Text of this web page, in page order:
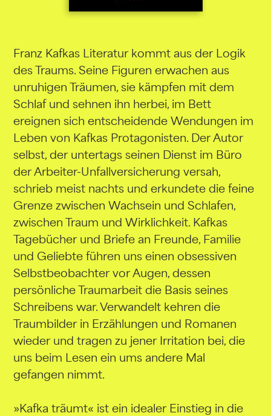
Franz Kafkas Literatur kommt aus der Logik
des Traums. Seine Figuren erwachen aus
unruhigen Träumen, sie kämpfen mit dem
Schlaf und sehnen ihn herbei, im Bett
ereignen sich entscheidende Wendungen im
Leben von Kafkas Protagonisten. Der Autor
selbst, der untertags seinen Dienst im Büro
der Arbeiter-Unfallversicherung versah,
schrieb meist nachts und erkundete die feine
Grenze zwischen Wachsein und Schlafen,
zwischen Traum und Wirklichkeit. Kafkas
Tagebücher und Briefe an Freunde, Familie
und Geliebte führen uns einen obsessiven
Selbstbeobachter vor Augen, dessen
persönliche Traumarbeit die Basis seines
Schreibens war. Verwandelt kehren die
Traumbilder in Erzählungen und Romanen
wieder und tragen zu jener Irritation bei, die
uns beim Lesen ein ums andere Mal
gefangen nimmt.
»Kafka träumt« ist ein idealer Einstieg in die